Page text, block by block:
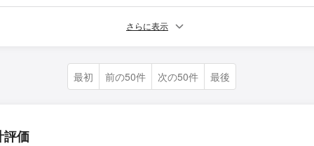
さらに表示
最初 前の50件 次の50件 最後
評価